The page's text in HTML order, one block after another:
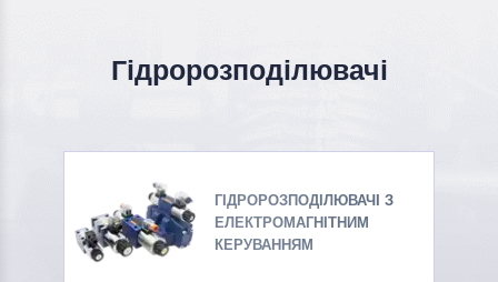
Гідророзподілювачі
ГІДРОРОЗПОДІЛЮВАЧІ З
ЕЛЕКТРОМАГНІТНИМ
КЕРУВАННЯМ